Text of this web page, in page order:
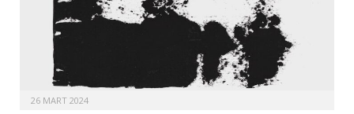
26 MART 2024